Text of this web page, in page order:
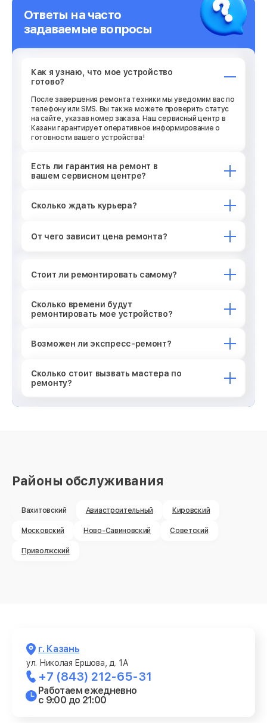
Ответы на часто
задаваемые вопросы
Как я узнаю, что мое устройство
готово?
После завершения ремонта техники мы уведомим вас по
телефону или SMS. Вы также можете проверить статус
на сайте, указав номер заказа. Наш сервисный центр в
Казани гарантирует оперативное информирование о
готовности вашего устройства!
Есть ли гарантия на ремонт в
вашем сервисном центре?
Сколько ждать курьера?
От чего зависит цена ремонта?
Стоит ли ремонтировать самому?
Сколько времени будут
ремонтировать мое устройство?
Возможен ли экспресс-ремонт?
Сколько стоит вызвать мастера по
ремонту?
Районы обслуживания
Вахитовский Авиастроительный Кировский
Московский Ново-Савиновский Советский
Приволжский
г. Казань
ул. Николая Ершова, д. 1А
+7 (843) 212-65-31
Работаем ежедневно
с 9:00 до 21:00